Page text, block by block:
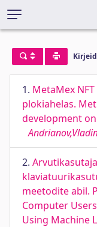
1. MetaMex
plokiahelas.
development
2.
meetodite abil.
Computer
Using Machine